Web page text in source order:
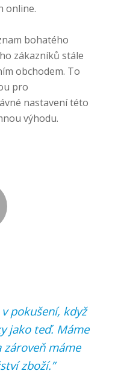
online.
bohatého
zákazníků stále
obchodem. To
pro
nastavení této
výhodu.
pokušení, když
jako teď. Máme
máme
zboží.”